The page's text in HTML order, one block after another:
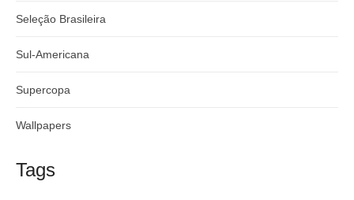
Seleção Brasileira
Sul-Americana
Supercopa
Wallpapers
Tags